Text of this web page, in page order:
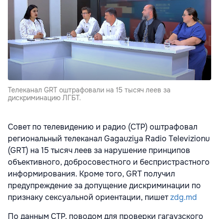
Телеканал GRT оштрафовали на 15 тысяч леев за
дискриминацию ЛГБТ.
Совет по телевидению и радио (СТР) оштрафовал
региональный телеканал Gagauziya Radio Televizionu
(GRT) на 15 тысяч леев за нарушение принципов
объективного, добросовестного и беспристрастного
информирования. Кроме того, GRT получил
предупреждение за допущение дискриминации по
признаку сексуальной ориентации, пишетzdg.md
По данным СТР, поводом для проверки гагаузского